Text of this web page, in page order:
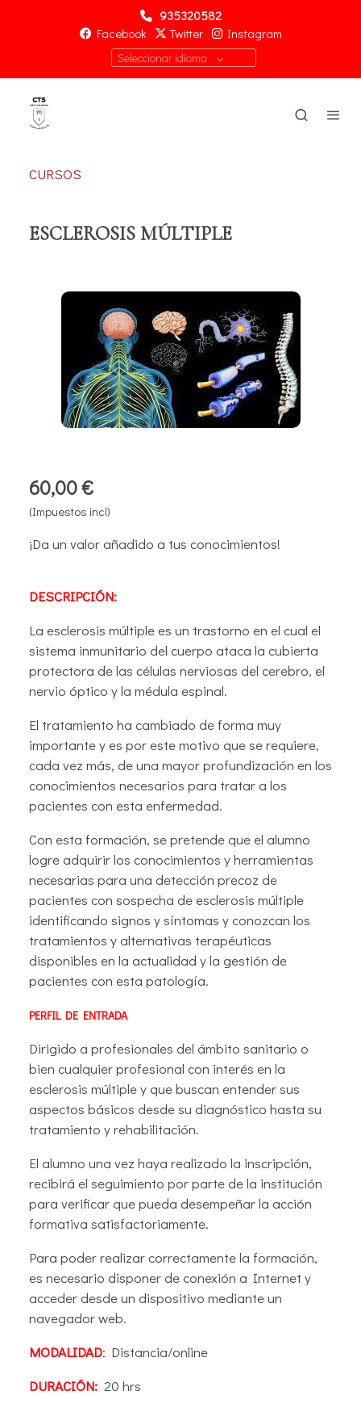
935320582
Facebook
Twitter Instagram
Seleccionar idioma
CURSOS
ESCLEROSIS MÚLTIPLE
60,00 €
(Impuestos incl)
¡Da un valor añadido a tus conocimientos!
DESCRIPCIÓN:
La esclerosis múltiple es un trastorno en el cual el
sistema inmunitario del cuerpo ataca la cubierta
protectora de las células nerviosas del cerebro, el
nervio óptico y la médula espinal.
El tratamiento ha cambiado de forma muy
importante y es por este motivo que se requiere,
cada vez más, de una mayor profundización en los
conocimientos necesarios para tratar a los
pacientes con esta enfermedad.
Con esta formación, se pretende que el alumno
logre adquirir los conocimientos y herramientas
necesarias para una detección precoz de
pacientes con sospecha de esclerosis múltiple
identificando signos y síntomas y conozcan los
tratamientos y alternativas terapéuticas
disponibles en la actualidad y la gestión de
pacientes con esta patología.
PERFIL DE ENTRADA
Dirigido a profesionales del ámbito sanitario o
bien cualquier profesional con interés en la
esclerosis múltiple y que buscan entender sus
aspectos básicos desde su diagnóstico hasta su
tratamiento y rehabilitación.
El alumno una vez haya realizado la inscripción,
recibirá el seguimiento por parte de la institución
para verificar que pueda desempeñar la acción
formativa satisfactoriamente.
Para poder realizar correctamente la formación,
es necesario disponer de conexión a Internet y
acceder desde un dispositivo mediante un
navegador web.
MODALIDAD: Distancia/online
DURACIÓN: 20 hrs